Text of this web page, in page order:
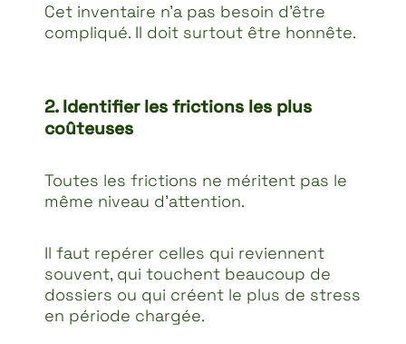
Cet inventaire n’a pas besoin d’être
compliqué. Il doit surtout être honnête.
2. Identifier les frictions les plus
coûteuses
Toutes les frictions ne méritent pas le
même niveau d’attention.
Il faut repérer celles qui reviennent
souvent, qui touchent beaucoup de
dossiers ou qui créent le plus de stress
en période chargée.